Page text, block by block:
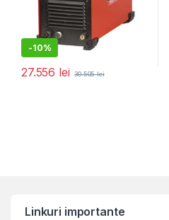
-10%
27.556 lei 30.505lei
Linkuri importante